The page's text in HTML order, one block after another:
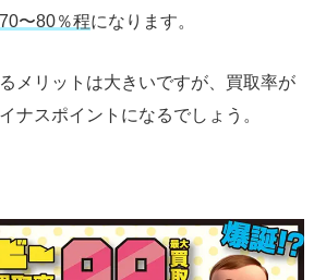
70〜80％程になります。
メリットは大きいですが、買取率が
ナスポイントになるでしょう。